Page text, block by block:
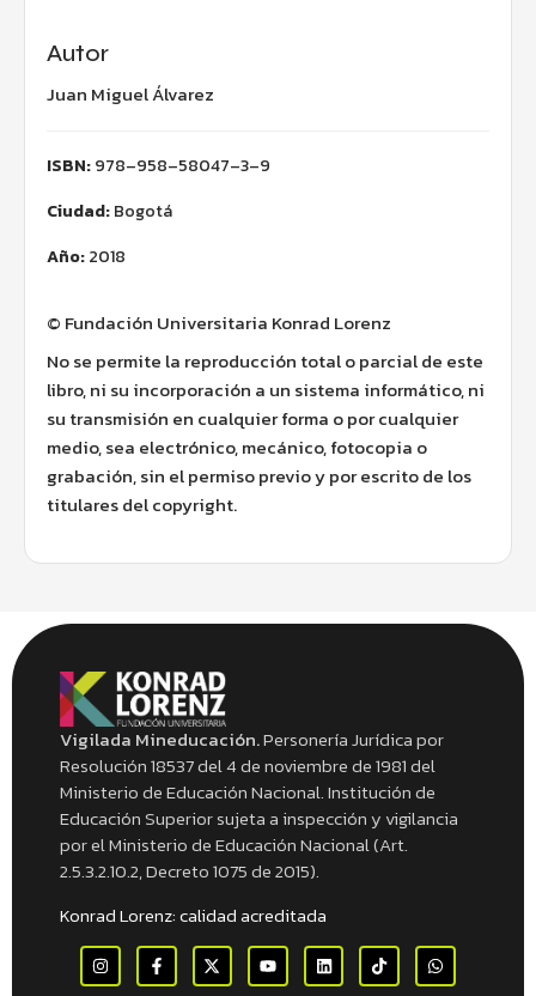
Autor
Juan Miguel Álvarez
ISBN:978–958–58047–3–9
Ciudad:Bogotá
Año:2018
© Fundación Universitaria Konrad Lorenz
No se permite la reproducción total o parcial de este
libro, ni su incorporación a un sistema informático, ni
su transmisión en cualquier forma o por cualquier
medio, sea electrónico, mecánico, fotocopia o
grabación, sin el permiso previo y por escrito de los
titulares del copyright.
Vigilada Mineducación.Personería Jurídica por
Resolución 18537 del 4 de noviembre de 1981 del
Ministerio de Educación Nacional. Institución de
Educación Superior sujeta a inspección y vigilancia
por el Ministerio de Educación Nacional (Art.
2.5.3.2.10.2, Decreto 1075 de 2015).
Konrad Lorenz: calidad acreditada